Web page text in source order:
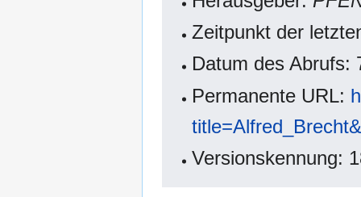
Zeitpunkt der
Datum des Abrufs:
Permanente URL:
Versionskennung: